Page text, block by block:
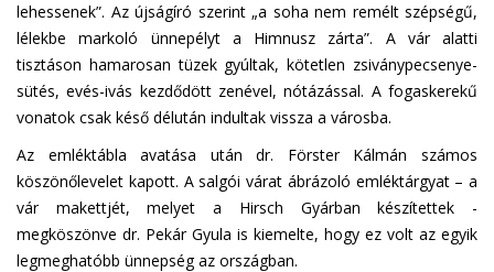
lehessenek”. Az újságíró szerint „a soha nem remélt szépségű,
lélekbe markoló ünnepélyt a Himnusz zárta”. A vár alatti
tisztáson hamarosan tüzek gyúltak, kötetlen zsiványpecsenye-
sütés, evés-ivás kezdődött zenével, nótázással. A fogaskerekű
vonatok csak késő délután indultak vissza a városba.
Az emléktábla avatása után dr. Förster Kálmán számos
köszönőlevelet kapott. A salgói várat ábrázoló emléktárgyat – a
vár makettjét, melyet a Hirsch Gyárban készítettek -
megköszönve dr. Pekár Gyula is kiemelte, hogy ez volt az egyik
legmeghatóbb ünnepség az országban.